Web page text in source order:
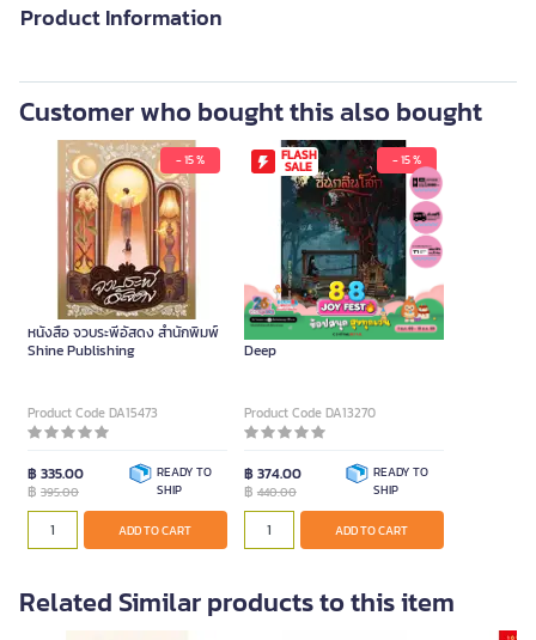
Product Information
Customer who bought this also bought
- 15 %
หนังสือ จวบระพีอัสดง สำนักพิมพ์
Shine Publishing
Product Code DA15473
฿ 335.00
฿ 395.00
READY TO
SHIP
ADD TO CART
FLASH
SALE - 15 %
หนังสือ ซิ่นกลิ่นโสก สำนักพิมพ์
Deep
Product Code DA13270
฿ 374.00
฿ 440.00
READY TO
SHIP
ADD TO CART
Related Similar products to this item